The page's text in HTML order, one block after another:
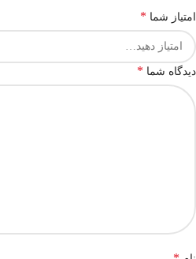
امتیاز شما *
دیدگاه شما *